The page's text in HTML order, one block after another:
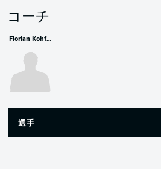
コーチ
Florian Kohfeldt
選手